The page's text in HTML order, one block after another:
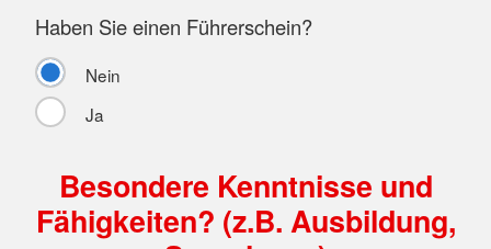
Haben Sie einen Führerschein?
Nein
Ja
Besondere Kenntnisse und
Fähigkeiten? (z.B. Ausbildung,